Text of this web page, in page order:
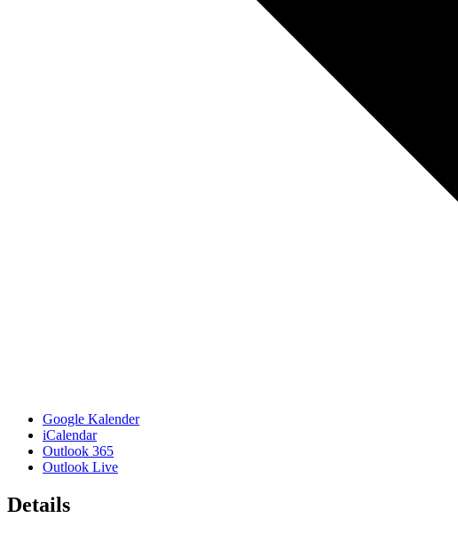
Google Kalender
iCalendar
Outlook 365
Outlook Live
Details